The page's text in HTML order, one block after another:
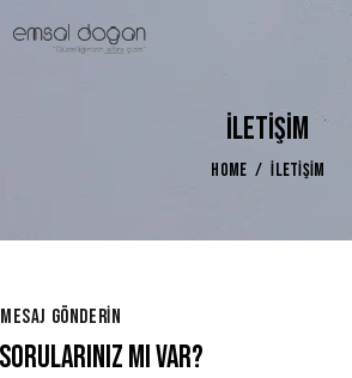
İLETIŞIM
HOME İLETIŞIM
MESAJ GÖNDERIN
SORULARINIZ MI VAR?